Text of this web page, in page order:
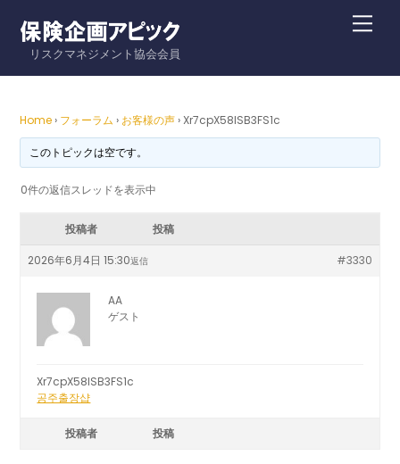
contentリスクマネジメント協会会員
Home › フォーラム › お客様の声 › Xr7cpX58ISB3FS1c
このトピックは空です。
0件の返信スレッドを表示中
投稿者 投稿
2026年6月4日 15:30 #3330
返信
AA
ゲスト
Xr7cpX58ISB3FS1c
공주출장샵
投稿者 投稿